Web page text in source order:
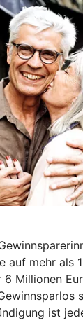
auf mehr als
Millionen
ist